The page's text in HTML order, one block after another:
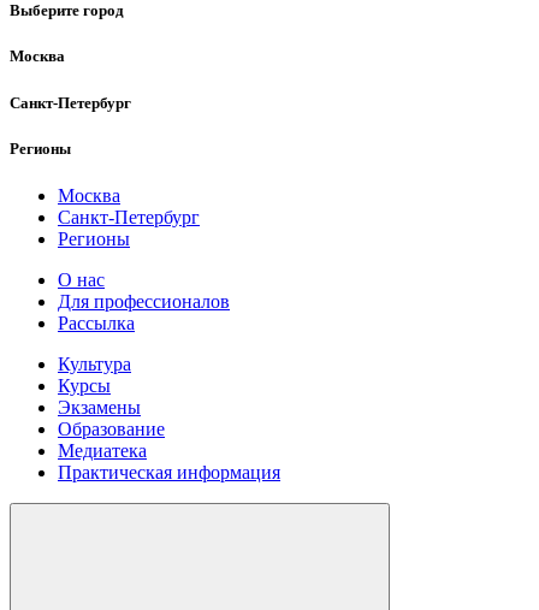
Выберите город
Москва
Санкт-Петербург
Регионы
Москва
Санкт-Петербург
Регионы
О нас
Для профессионалов
Рассылка
Культура
Курсы
Экзамены
Образование
Медиатека
Практическая информация